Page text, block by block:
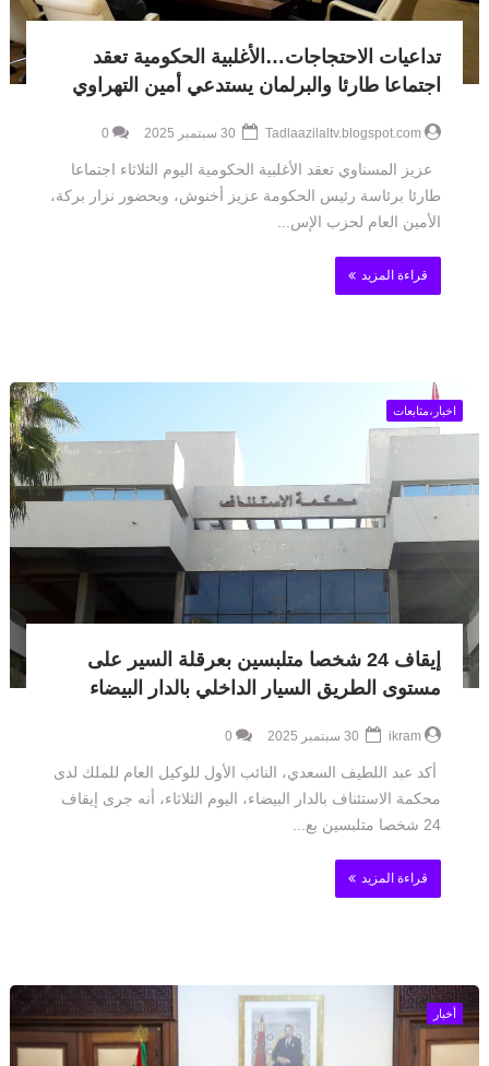
تداعيات الاحتجاجات…الأغلبية الحكومية تعقد
اجتماعا طارئا والبرلمان يستدعي أمين التهراوي
Tadlaazilaltv.blogspot.com
0
عزيز المسناوي تعقد الأغلبية الحكومية اليوم الثلاثاء اجتماعا
طارئا برئاسة رئيس الحكومة عزيز أخنوش، وبحضور نزار بركة،
الأمين العام لحزب الإس...
قراءة المزيد
اخبار،متابعات
إيقاف 24 شخصا متلبسين بعرقلة السير على
مستوى الطريق السيار الداخلي بالدار البيضاء
ikram
0
أكد عبد اللطيف السعدي، النائب الأول للوكيل العام للملك لدى
محكمة الاستئناف بالدار البيضاء، اليوم الثلاثاء، أنه جرى إيقاف
24 شخصا متلبسين بع...
قراءة المزيد
أخبار